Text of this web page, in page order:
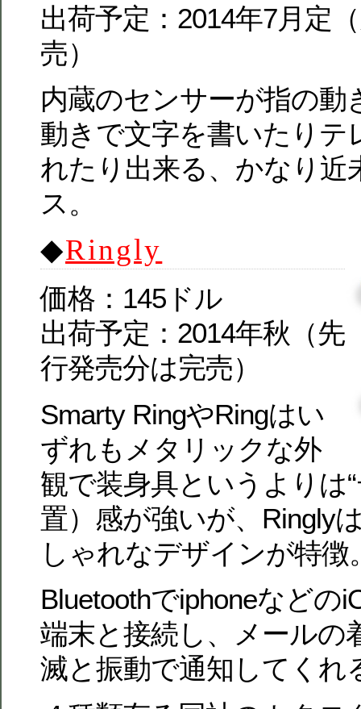
出荷予定：2014年7月定
売）
内蔵のセンサーが指の動
動きで文字を書いたりテ
れたり出来る、かなり近
ス。
◆Ringly
価格：145ドル
出荷予定：2014年秋（先
行発売分は完売）
Smarty RingやRingはい
ずれもメタリックな外
観で装身具というよりは
置）感が強いが、Ringly
しゃれなデザインが特徴
Bluetoothでiphoneなどの
端末と接続し、メールの
滅と振動で通知してくれ